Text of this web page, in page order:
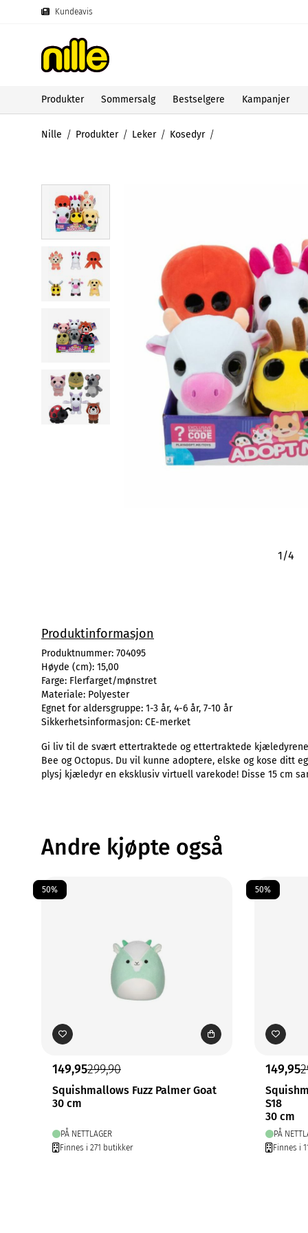
Kundeavis
Produkter Sommersalg Bestselgere Kampanjer
Nille Produkter Leker Kosedyr
1/4
Produktinformasjon
Produktnummer: 704095
Høyde (cm): 15,00
Farge: Flerfarget/mønstret
Materiale: Polyester
Egnet for aldersgruppe: 1-3 år, 4-6 år, 7-10 år
Sikkerhetsinformasjon: CE-merket
Gi liv til de svært ettertraktede og ettertraktede kjæledyrene
Bee og Octopus. Du vil kunne adoptere, elske og kose
plysj kjæledyr en eksklusiv virtuell varekode! Disse 15 cm
Andre kjøpte også
50%
149,95299,90
Squishmallows Fuzz Palmer Goat
30 cm
PÅ NETTLAGER
Finnes i 271 butikker
50%
149,95
S18
30 cm
PÅ
Finnes i